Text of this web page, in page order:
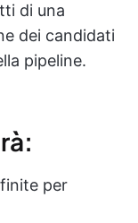
di una
dei candidati
pipeline.
per